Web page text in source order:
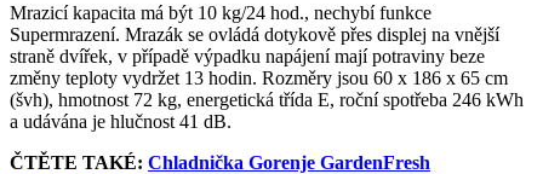
Mrazicí kapacita má být 10 kg/24 hod., nechybí funkce
Supermrazení. Mrazák se ovládá dotykově přes displej na vnější
straně dvířek, v případě výpadku napájení mají potraviny beze
změny teploty vydržet 13 hodin. Rozměry jsou 60 x 186 x 65 cm
(švh), hmotnost 72 kg, energetická třída E, roční spotřeba 246 kWh
a udávána je hlučnost 41 dB.
ČTĚTE TAKÉ: Chladnička Gorenje GardenFresh